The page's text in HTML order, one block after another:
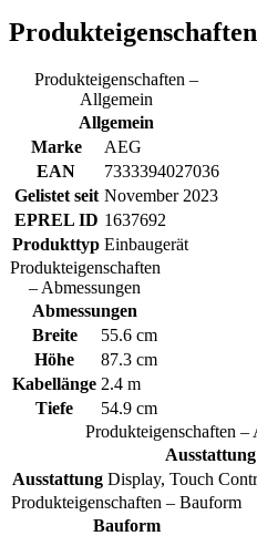
Produkteigenschaften
Produkteigenschaften –
Allgemein
Allgemein
Marke
AEG
EAN
7333394027036
Gelistet seit November 2023
EPREL ID 1637692
Produkttyp Einbaugerät
Produkteigenschaften
– Abmessungen
Abmessungen
Breite
55.6 cm
Höhe
87.3 cm
Kabellänge 2.4 m
Tiefe
54.9 cm
Produkteigenschaften –
Ausstattung
Ausstattung Display, Touch
Produkteigenschaften – Bauform
Bauform